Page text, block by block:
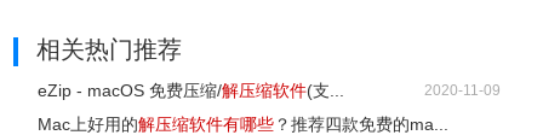
相关热门推荐
eZip - macOS 免费压缩/解压缩软件(支... 2020-11-09
Mac上好用的解压缩软件有哪些 ？推荐四款免费的ma...